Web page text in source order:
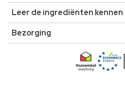
Leer de ingrediënten kennen
Bezorging